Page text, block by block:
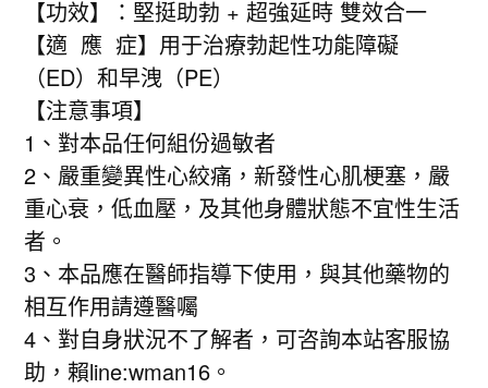
【功效】：堅挺助勃 + 超強延時 雙效合一
【適 應 症】用于治療勃起性功能障礙
（ED）和早洩（PE）
【注意事項】
1、對本品任何組份過敏者
2、嚴重變異性心絞痛，新發性心肌梗塞，嚴
重心衰，低血壓，及其他身體狀態不宜性生活
者。
3、本品應在醫師指導下使用，與其他藥物的
相互作用請遵醫囑
4、對自身狀況不了解者，可咨詢本站客服協
助，賴line:wman16。